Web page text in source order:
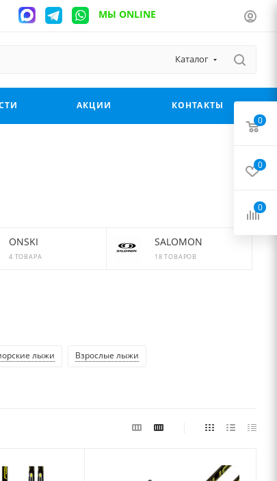
МЫ ONLINE
Каталог
АКЦИИ КОНТАКТЫ
ONSKI
4 ТОВАРА
SALOMON
18 ТОВАРОВ
лыжи Взрослые лыжи
0
0
0